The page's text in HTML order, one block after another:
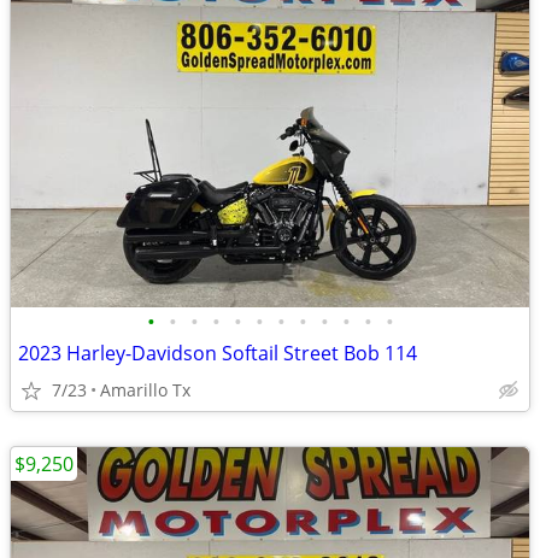
• • • • • • • • • • • •
2023 Harley-Davidson Softail Street Bob 114
7/23 Amarillo Tx
$9,250